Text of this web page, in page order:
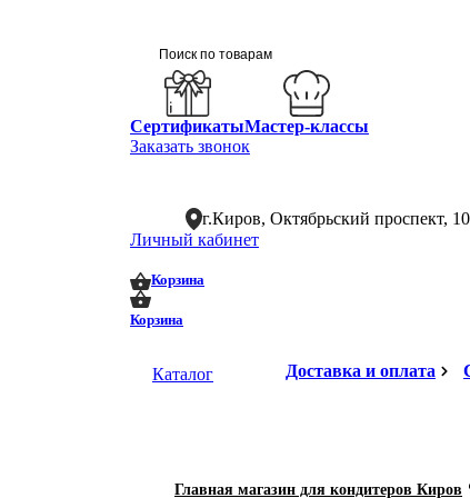
СертификатыМастер-классы
Заказать звонок
г.Киров, Октябрьский проспект,
Личный кабинет
Корзина
Корзина
Каталог Доставка и оплата
Главная магазин для кондитеров Киров